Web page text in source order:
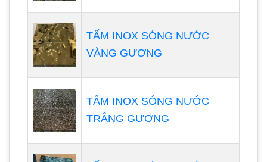
TẤM INOX SÓNG NƯỚC
VÀNG GƯƠNG
TẤM INOX SÓNG NƯỚC
TRẮNG GƯƠNG